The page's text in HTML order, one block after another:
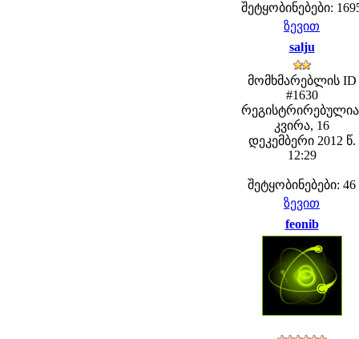
შეტყობინებები:
ზევით
salju
მომხმარებლის ID
#1630
კვირა, 16
დეკემბერი 2012 წ.
12:29
შეტყობინებები: 46
ზევით
feonib